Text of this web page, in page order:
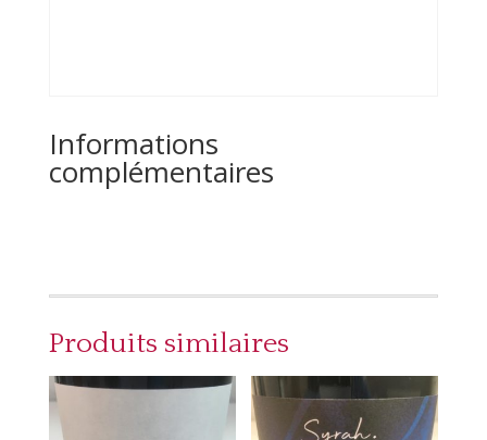
Informations
complémentaires
Produits similaires